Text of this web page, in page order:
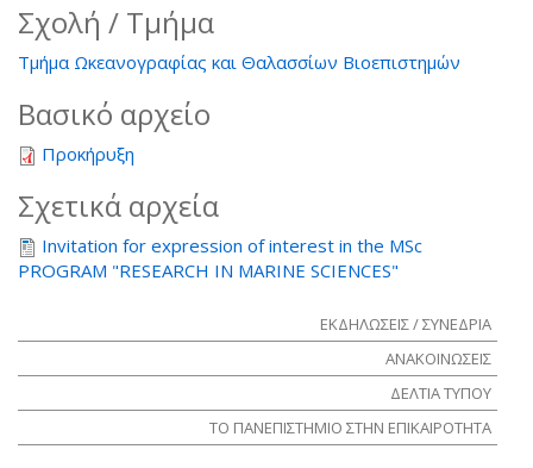
Σχολή / Τμήμα
Τμήμα Ωκεανογραφίας και Θαλασσίων Βιοεπιστημών
Βασικό αρχείο
Προκήρυξη
Σχετικά αρχεία
Invitation for expression of interest in the MSc
PROGRAM "RESEARCH IN MARINE SCIENCES"
ΕΚΔΗΛΩΣΕΙΣ / ΣΥΝΕΔΡΙΑ
ΑΝΑΚΟΙΝΩΣΕΙΣ
ΔΕΛΤΙΑ ΤΥΠΟΥ
ΤΟ ΠΑΝΕΠΙΣΤΗΜΙΟ ΣΤΗΝ ΕΠΙΚΑΙΡΟΤΗΤΑ